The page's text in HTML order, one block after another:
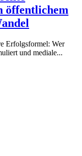
öffentlichem
Erfolgsformel: Wer
und mediale...